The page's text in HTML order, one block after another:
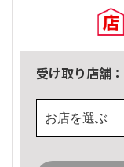
受け取り店舗：
お店を選ぶ